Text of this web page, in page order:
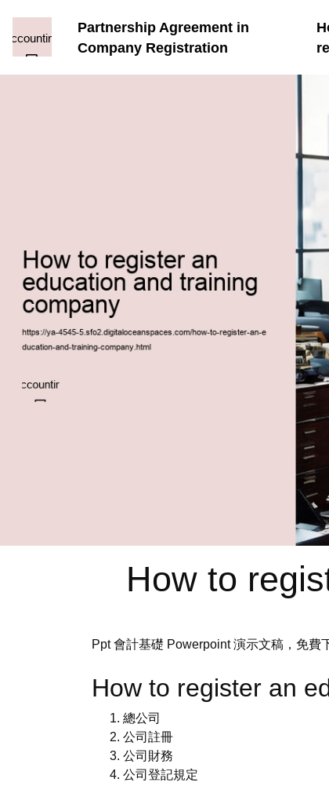
Partnership Agreement in
Company Registration
How to
Ppt 會計基礎 Powerpoint 演示文稿，免費
How to register an
總公司
公司註冊
公司財務
公司登記規定